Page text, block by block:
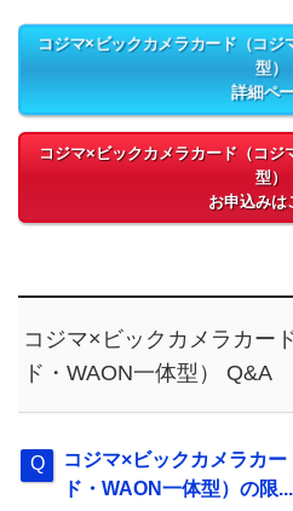
コジマ×ビックカメラカード（コジ
型）
詳細ペ
コジマ×ビックカメラカード（コジ
型）
お申込みは
コジマ×ビックカメラカー
ド・WAON一体型） Q&A
コジマ×ビックカメラカ
ド・WAON一体型）の限...